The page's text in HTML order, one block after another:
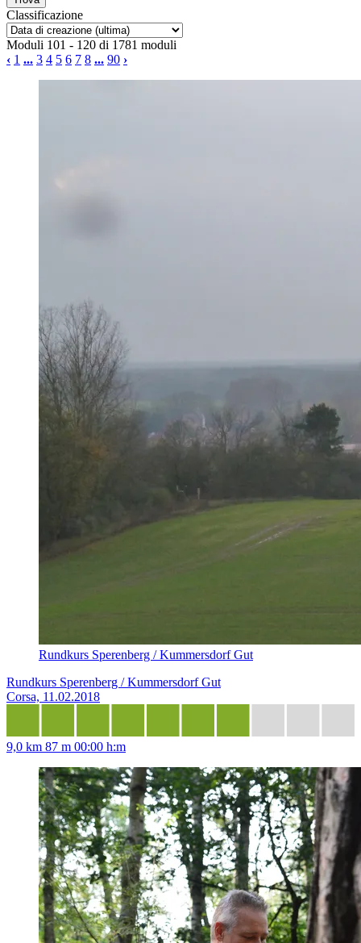
Classificazione
Moduli 101 - 120 di 1781 moduli
‹ 1 ... 3 4 5 6 7 8 ... 90 ›
Rundkurs Sperenberg / Kummersdorf Gut
Rundkurs Sperenberg / Kummersdorf Gut
Corsa, 11.02.2018
9,0 km 87 m 00:00 h:m